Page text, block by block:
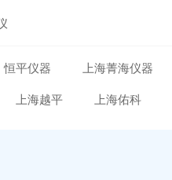
恒平仪器 上海菁海仪器
上海越平 上海佑科